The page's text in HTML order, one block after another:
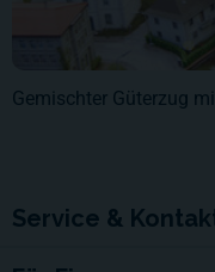
Gemischter Güterzug
Service &